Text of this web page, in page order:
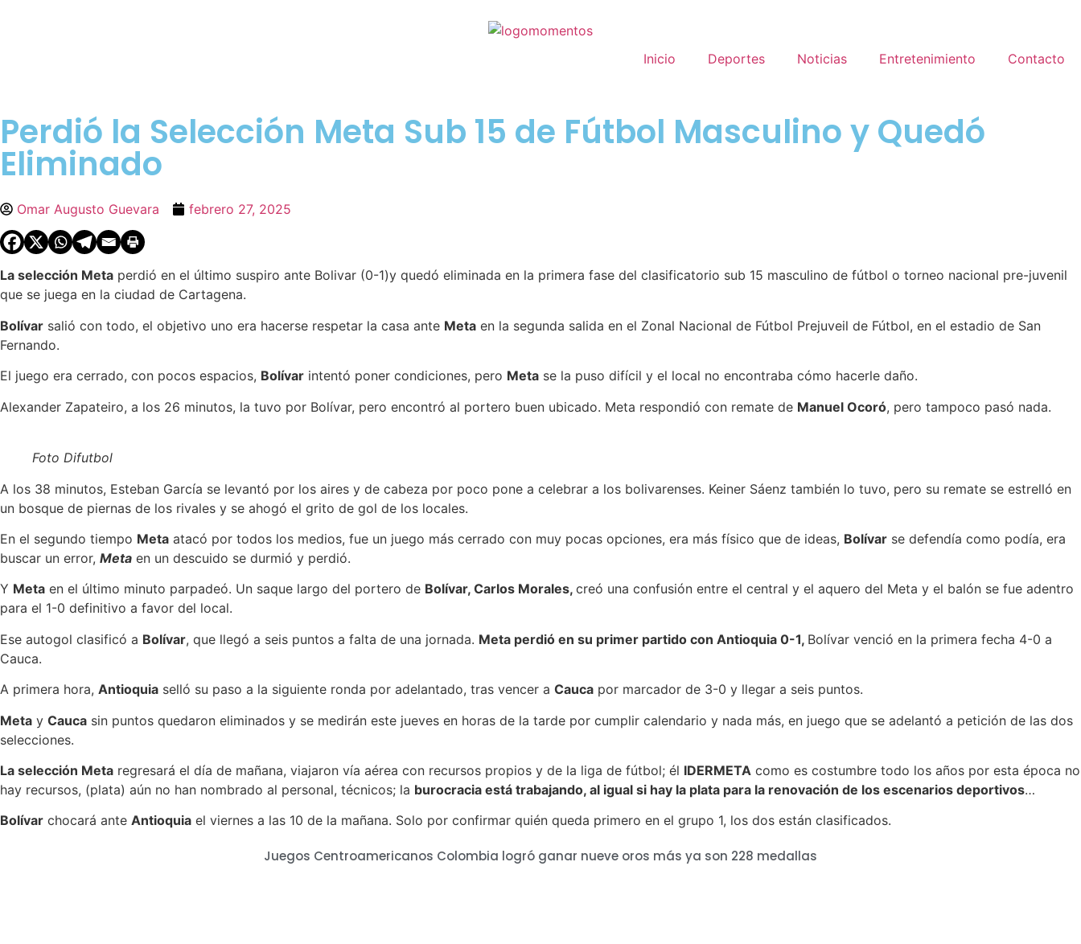
Inicio Deportes Noticias Entretenimiento Contacto
Perdió la Selección Meta Sub 15 de Fútbol Masculino y Quedó
Eliminado
Omar Augusto Guevara febrero 27, 2025
La selección Meta perdió en el último suspiro ante Bolivar (0-1)y quedó eliminada en la primera fase del clasificatorio sub 15 masculino de fútbol o torneo nacional pre-juvenil
que se juega en la ciudad de Cartagena.
Bolívar salió con todo, el objetivo uno era hacerse respetar la casa ante Meta en la segunda salida en el Zonal Nacional de Fútbol Prejuveil de Fútbol, en el estadio de San
Fernando.
El juego era cerrado, con pocos espacios, Bolívar intentó poner condiciones, pero Meta se la puso difícil y el local no encontraba cómo hacerle daño.
Alexander Zapateiro, a los 26 minutos, la tuvo por Bolívar, pero encontró al portero buen ubicado. Meta respondió con remate de Manuel Ocoró, pero tampoco pasó nada.
Foto Difutbol
A los 38 minutos, Esteban García se levantó por los aires y de cabeza por poco pone a celebrar a los bolivarenses. Keiner Sáenz también lo tuvo, pero su remate se estrelló en
un bosque de piernas de los rivales y se ahogó el grito de gol de los locales.
En el segundo tiempo Meta atacó por todos los medios, fue un juego más cerrado con muy pocas opciones, era más físico que de ideas, Bolívar se defendía como podía, era
buscar un error, Meta en un descuido se durmió y perdió.
Y Meta en el último minuto parpadeó. Un saque largo del portero de Bolívar, Carlos Morales, creó una confusión entre el central y el aquero del Meta y el balón se fue adentro
para el 1-0 definitivo a favor del local.
Ese autogol clasificó a Bolívar, que llegó a seis puntos a falta de una jornada. Meta perdió en su primer partido con Antioquia 0-1, Bolívar venció en la primera fecha 4-0 a
Cauca.
A primera hora, Antioquia selló su paso a la siguiente ronda por adelantado, tras vencer a Cauca por marcador de 3-0 y llegar a seis puntos.
Meta y Cauca sin puntos quedaron eliminados y se medirán este jueves en horas de la tarde por cumplir calendario y nada más, en juego que se adelantó a petición de las dos
selecciones.
La selección Meta regresará el día de mañana, viajaron vía aérea con recursos propios y de la liga de fútbol; él IDERMETA como es costumbre todo los años por esta época no
hay recursos, (plata) aún no han nombrado al personal, técnicos; la burocracia está trabajando, al igual si hay la plata para la renovación de los escenarios deportivos…
Bolívar chocará ante Antioquia el viernes a las 10 de la mañana. Solo por confirmar quién queda primero en el grupo 1, los dos están clasificados.
Juegos Centroamericanos Colombia logró ganar nueve oros más ya son 228 medallas